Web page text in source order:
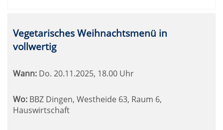
Vegetarisches Weihnachtsmenü in
vollwertig
Wann: Do. 20.11.2025, 18.00 Uhr
Wo: BBZ Dingen, Westheide 63, Raum 6,
Hauswirtschaft